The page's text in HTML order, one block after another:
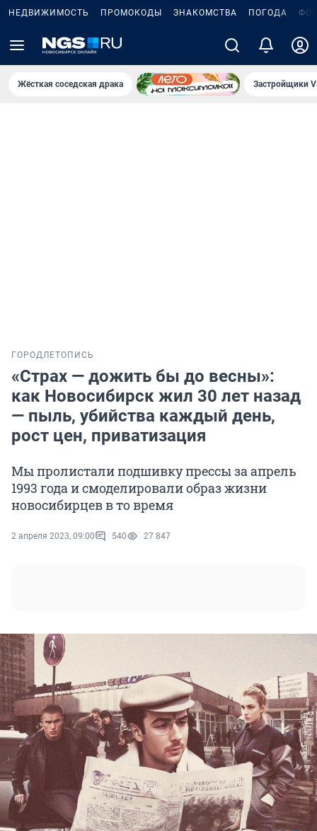
НЕДВИЖИМОСТЬ ПРОМОКОДЫ ЗНАКОМСТВА ПОГОДА
Жёсткая соседская драка Застройщики
ГОРОДЛЕТОПИСЬ
«Страх — дожить бы до весны»:
как Новосибирск жил 30 лет назад
— пыль, убийства каждый день,
рост цен, приватизация
Мы пролистали подшивку прессы за апрель
1993 года и смоделировали образ жизни
новосибирцев в то время
2 апреля 2023, 09:00 540 27 847